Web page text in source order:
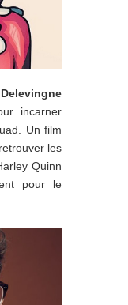
incarner
Un film
les
Quinn
pour le